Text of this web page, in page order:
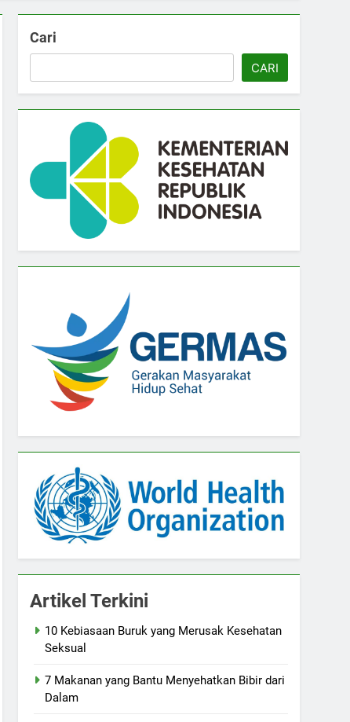
Cari
CARI
Artikel Terkini
10 Kebiasaan Buruk yang Merusak Kesehatan
Seksual
7 Makanan yang Bantu Menyehatkan Bibir dari
Dalam